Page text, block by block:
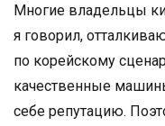
Многие владельцы
я говорил,
по корейскому
качественные
себе репутацию.